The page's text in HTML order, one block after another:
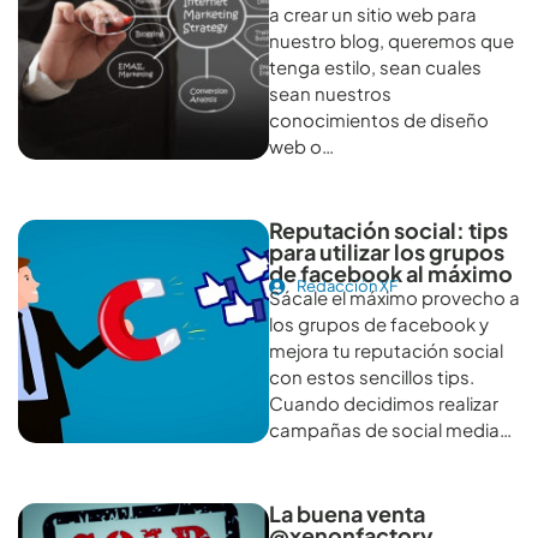
a crear un sitio web para
nuestro blog, queremos que
tenga estilo, sean cuales
sean nuestros
conocimientos de diseño
web o…
Reputación social: tips
para utilizar los grupos
de facebook al máximo
Redacción XF
Sácale el máximo provecho a
los grupos de facebook y
mejora tu reputación social
con estos sencillos tips.
Cuando decidimos realizar
campañas de social media…
La buena venta